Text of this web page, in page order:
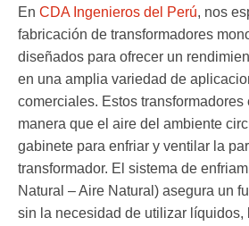
En CDA Ingenieros del Perú, nos
fabricación de transformadores
diseñados para ofrecer un
en una amplia variedad de
comerciales. Estos
manera que el aire del ambiente
gabinete para enfriar y ventilar la
transformador. El sistema de
Natural – Aire Natural) asegura un
sin la necesidad de utilizar líquidos,